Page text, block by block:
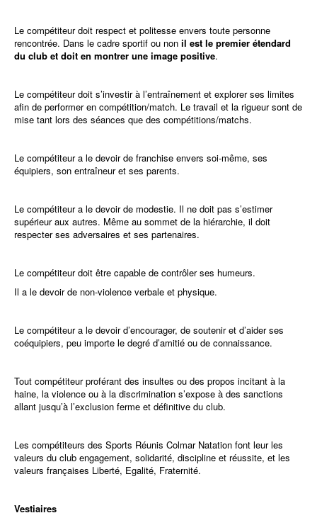
Le compétiteur doit respect et politesse envers toute personne
rencontrée. Dans le cadre sportif ou non il est le premier étendard
du club et doit en montrer une image positive.
Le compétiteur doit s’investir à l’entraînement et explorer ses limites
afin de performer en compétition/match. Le travail et la rigueur sont de
mise tant lors des séances que des compétitions/matchs.
Le compétiteur a le devoir de franchise envers soi-même, ses
équipiers, son entraîneur et ses parents.
Le compétiteur a le devoir de modestie. Il ne doit pas s’estimer
supérieur aux autres. Même au sommet de la hiérarchie, il doit
respecter ses adversaires et ses partenaires.
Le compétiteur doit être capable de contrôler ses humeurs.
Il a le devoir de non-violence verbale et physique.
Le compétiteur a le devoir d’encourager, de soutenir et d’aider ses
coéquipiers, peu importe le degré d’amitié ou de connaissance.
Tout compétiteur proférant des insultes ou des propos incitant à la
haine, la violence ou à la discrimination s’expose à des sanctions
allant jusqu’à l’exclusion ferme et définitive du club.
Les compétiteurs des Sports Réunis Colmar Natation font leur les
valeurs du club engagement, solidarité, discipline et réussite, et les
valeurs françaises Liberté, Egalité, Fraternité.
Vestiaires